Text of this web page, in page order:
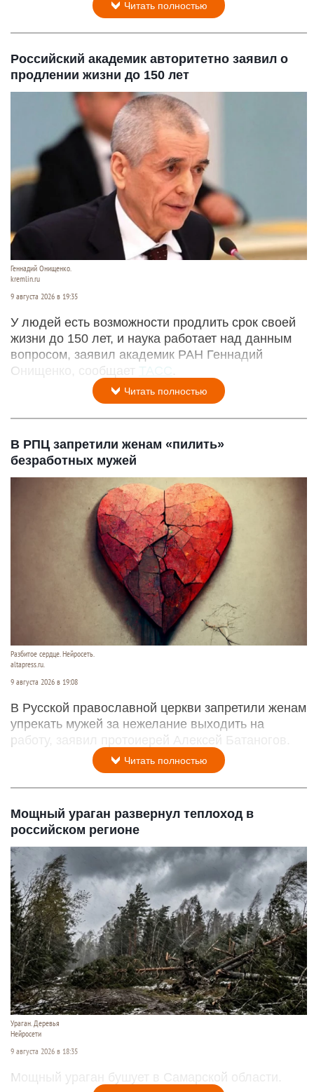
Читать полностью
Российский академик авторитетно заявил о
продлении жизни до 150 лет
Геннадий Онищенко.
kremlin.ru
9 августа 2026 в 19:35
У людей есть возможности продлить срок своей
жизни до 150 лет, и наука работает над данным
вопросом, заявил академик РАН Геннадий
Онищенко, сообщает ТАСС
Читать полностью
В РПЦ запретили женам «пилить»
безработных мужей
Разбитое сердце. Нейросеть.
altapress.ru.
9 августа 2026 в 19:08
В Русской православной церкви запретили женам
упрекать мужей за нежелание выходить на
работу, заявил протоиерей Алексей Батаногов.
Читать полностью
Мощный ураган развернул теплоход в
российском регионе
Ураган. Деревья
Нейросети
9 августа 2026 в 18:35
Мощный ураган бушует в Самарской области.